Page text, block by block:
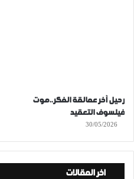
رحيل آخر عمالقة الفكر..موت
فيلسوف التعقيد
30/05/2026
اخر المقالات